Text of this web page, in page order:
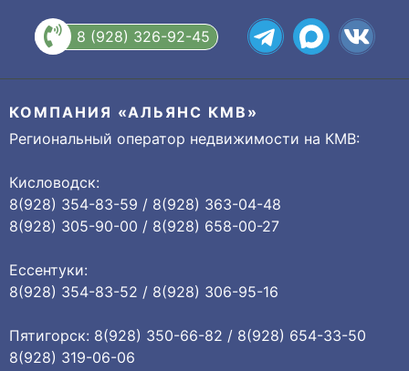
8 (928) 326-92-45
КОМПАНИЯ «АЛЬЯНС КМВ»
Региональный оператор недвижимости на КМВ:
Кисловодск:
8(928) 354-83-59 / 8(928) 363-04-48
8(928) 305-90-00 / 8(928) 658-00-27
Ессентуки:
8(928) 354-83-52 / 8(928) 306-95-16
Пятигорск: 8(928) 350-66-82 / 8(928) 654-33-50
8(928) 319-06-06